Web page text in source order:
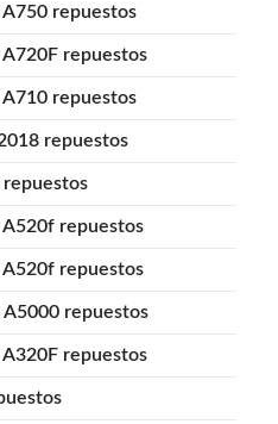
A750 repuestos
A720F repuestos
A710 repuestos
repuestos
repuestos
A520f repuestos
A520f repuestos
A5000 repuestos
A320F repuestos